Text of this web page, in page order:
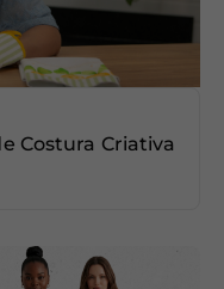
Costura Criativa